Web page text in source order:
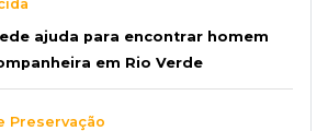
ajuda para encontrar homem
em Rio Verde
Preservação